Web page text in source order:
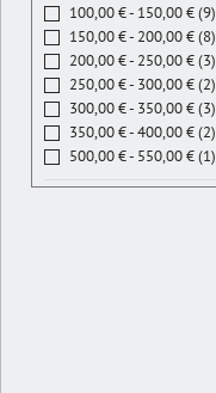
100,00 € - 150,00 € (9)
150,00 € - 200,00 € (8)
200,00 € - 250,00 € (3)
250,00 € - 300,00 € (2)
300,00 € - 350,00 € (3)
350,00 € - 400,00 € (2)
500,00 € - 550,00 € (1)